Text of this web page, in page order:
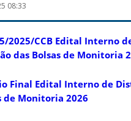
08:33
2025/CCB Edital Interno
das Bolsas de Monitoria
Final Edital Interno de
de Monitoria 2026